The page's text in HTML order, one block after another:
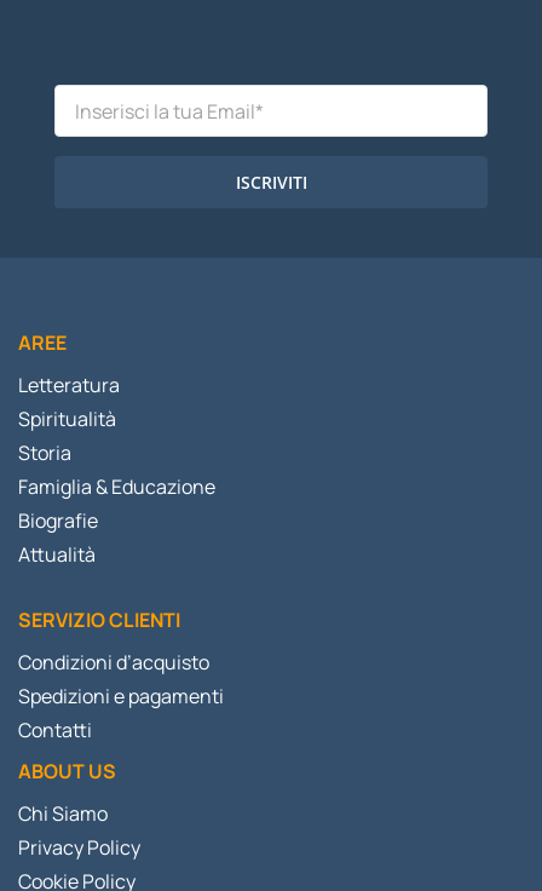
ISCRIVITI
AREE
Letteratura
Spiritualità
Storia
Famiglia & Educazione
Biografie
Attualità
SERVIZIO CLIENTI
Condizioni d’acquisto
Spedizioni e pagamenti
Contatti
ABOUT US
Chi Siamo
Privacy Policy
Cookie Policy